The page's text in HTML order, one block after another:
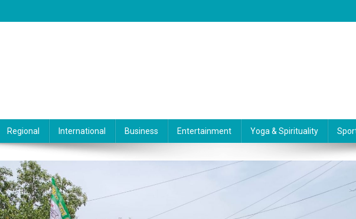
Regional International Business Entertainment Yoga & Spirituality